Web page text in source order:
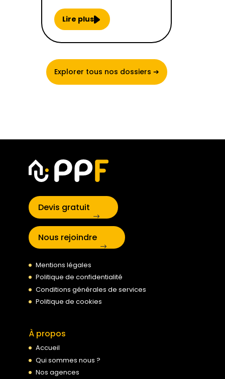
Lire plus
Explorer tous nos dossiers ➔
Devis gratuit
Nous rejoindre
Mentions légales
Politique de confidentialité
Conditions générales de services
Politique de cookies
À propos
Accueil
Qui sommes nous ?
Nos agences